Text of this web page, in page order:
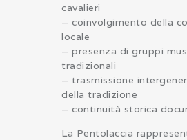
cavalieri
– coinvolgimento della
locale
– presenza di gruppi
tradizionali
– trasmissione
della tradizione
– continuità storica
La Pentolaccia